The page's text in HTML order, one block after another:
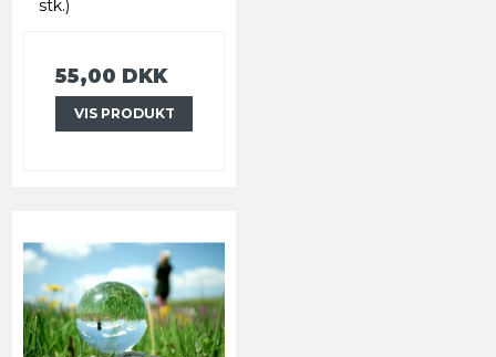
stk.)
55,00 DKK
VIS PRODUKT